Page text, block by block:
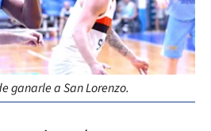
ganarle a San Lorenzo.